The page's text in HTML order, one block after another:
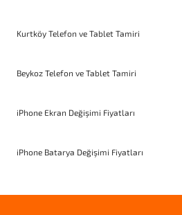
Kurtköy Telefon ve Tablet Tamiri
Beykoz Telefon ve Tablet Tamiri
iPhone Ekran Değişimi Fiyatları
iPhone Batarya Değişimi Fiyatları